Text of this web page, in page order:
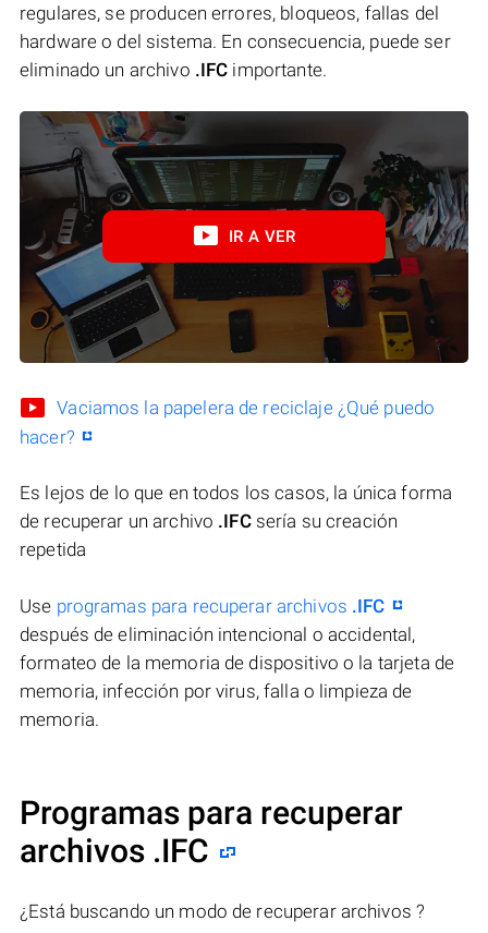
regulares, se producen errores, bloqueos, fallas del
hardware o del sistema. En consecuencia, puede ser
eliminado un archivo .IFC importante.
IR A VER
Vaciamos la papelera de reciclaje ¿Qué puedo
hacer?
Es lejos de lo que en todos los casos, la única forma
de recuperar un archivo .IFCsería su creación
repetida
Use programas para recuperar archivos .IFC
después de eliminación intencional o accidental,
formateo de la memoria de dispositivo o la tarjeta de
memoria, infección por virus, falla o limpieza de
memoria.
Programas para recuperar
archivos .IFC
¿Está buscando un modo de recuperar archivos ?